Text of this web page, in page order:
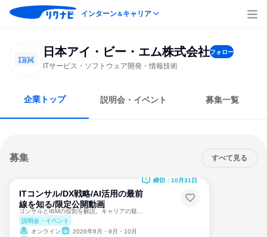
インターン＆キャリア
日本アイ・ビー・エム株式会社フォロー
ITサービス・ソフトウェア開発・情報技術
企業トップ 説明会・イベント 募集一覧
募集 すべて見る
ITコンサル/DX戦略/AI活用の最前
線を知る/限定公開動画
説明会・イベント
オンライン
2026年8月・9月・10月
締切：10月31日